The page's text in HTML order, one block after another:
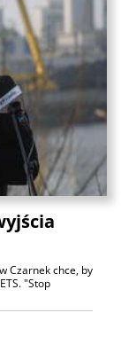
Czarnek chce, by
"Stop